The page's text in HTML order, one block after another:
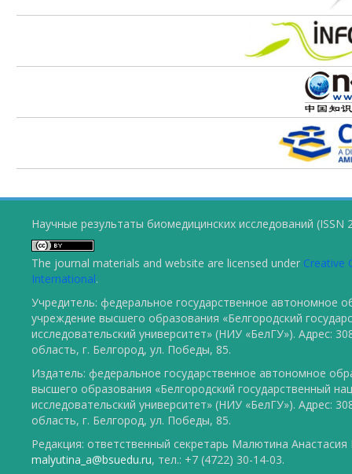
Научные результаты биомедицинских исследований (ISSN
The journal materials and website are licensed under Creative
International.
Учредитель: федеральное государственное автономное
учреждение высшего образования «Белгородский
исследовательский университет» (НИУ «БелГУ»). Адрес:
область, г. Белгород, ул. Победы, 85.
Издатель: федеральное государственное автономное
высшего образования «Белгородский государственный
исследовательский университет» (НИУ «БелГУ»). Адрес:
область, г. Белгород, ул. Победы, 85.
Редакция: ответственный секретарь Малютина
malyutina_a@bsuedu.ru, тел.: +7 (4722) 30-14-03.